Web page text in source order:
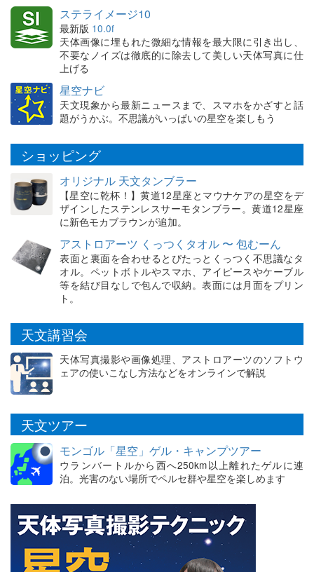
ステライメージ10
最新版 10.0f
天体画像に埋もれた微細な情報を最大限に引き出し、
不要なノイズは徹底的に除去して美しい天体写真に仕
上げる
星空ナビ
天文現象から最新ニュースまで、スマホをかざすと話
題がうかぶ。不思議がいっぱいの星空を楽しもう
ショッピング
オリジナル 天文タンブラー
【星空に乾杯！】黄道12星座とマウナケアの星空をデ
ザインしたステンレスサーモタンブラー。黄道12星座
に新色モカブラウンが追加。
アストロアーツ くっつくタオル 〜 包むーん
表面と裏面を合わせるとぴたっとくっつく不思議なタ
オル。ペットボトルやスマホ、アイピースやケーブル
等を結び目なしで包んで収納。表面には月面をプリン
ト。
天文講習会
天体写真撮影や画像処理、アストロアーツのソフトウ
ェアの使いこなし方法などをオンラインで解説
天文ツアー
モンゴル「星空」ゲル・キャンプツアー
ウランバートルから西へ250km以上離れたゲルに連
泊。光害のない場所でペルセ群や星空を楽しめます